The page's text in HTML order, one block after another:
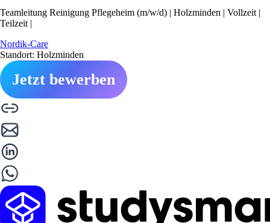
Teamleitung Reinigung Pflegeheim (m/w/d) | Holzminden | Vollzeit |
Teilzeit |
Nordik-Care
Standort: Holzminden
Jetzt bewerben